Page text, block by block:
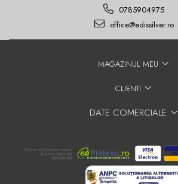
0785904975
office@edissilver.ro
MAGAZINUL MEU
CLIENTI
DATE COMERCIALE